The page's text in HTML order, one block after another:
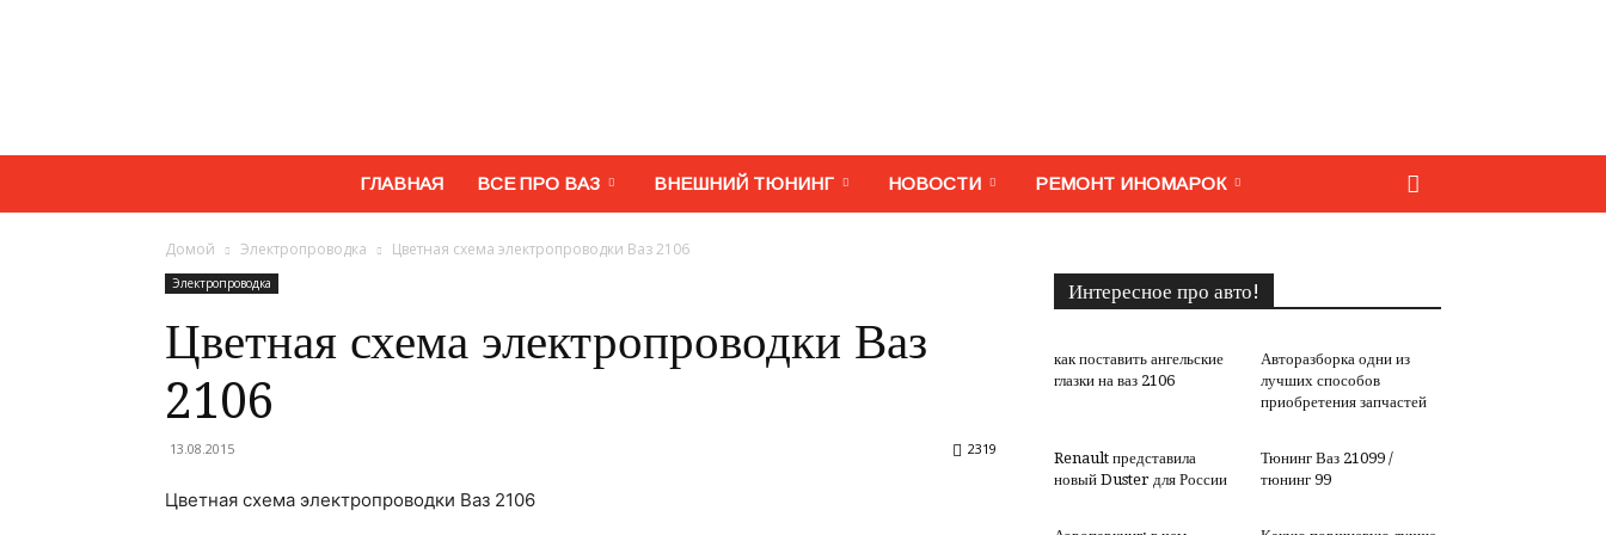
МегаВАЗ.
ГЛАВНАЯ ВСЕ ПРО ВАЗ ВНЕШНИЙ ТЮНИНГ НОВОСТИ РЕМОНТ ИНОМАРОК
Домой Электропроводка Цветная схема электропроводки Ваз 2106
Электропроводка
Цветная схема электропроводки Ваз
2106
13.08.2015 2319
Цветная схема электропроводки Ваз 2106
Интересное про авто!
как поставить ангельские
глазки на ваз 2106
Авторазборка одни из
лучших способов
приобретения запчастей
Renault представила
новый Duster для России
Тюнинг Ваз 21099 /
тюнинг 99